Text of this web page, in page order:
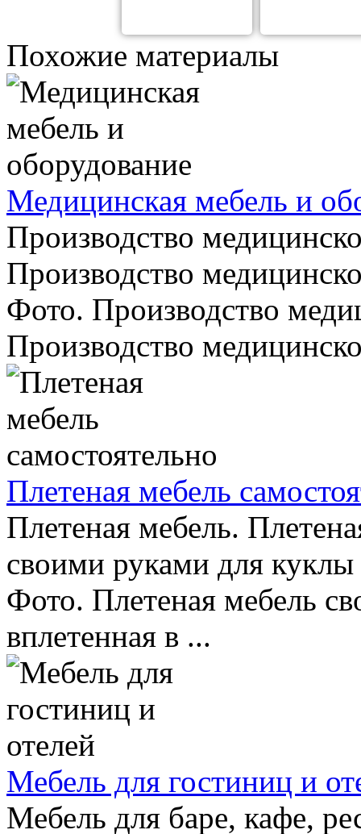
Похожие материалы
Медицинская мебель и
Производство
Производство
Фото. Производство
Производство
Плетеная мебель
Плетеная мебель.
своими руками для
Фото. Плетеная мебель
вплетенная в ...
Мебель для гостиниц и
Мебель для баре, кафе,